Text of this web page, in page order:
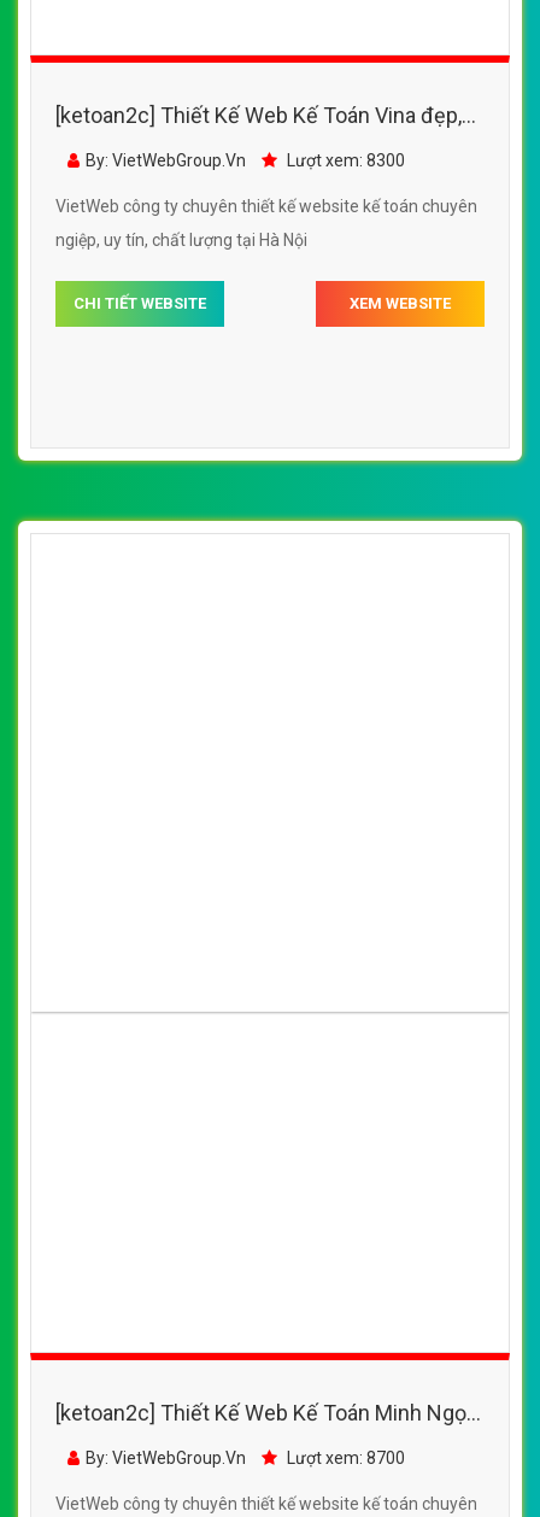
[ketoan2c] Thiết Kế Web Kế Toán Vina đẹp,
chuyên nghiệp chuẩn SEO
By: VietWebGroup.Vn Lượt xem: 8300
VietWeb công ty chuyên thiết kế website kế toán chuyên
ngiệp, uy tín, chất lượng tại Hà Nội
CHI TIẾT WEBSITE XEM WEBSITE
[ketoan2c] Thiết Kế Web Kế Toán Minh Ngọc
đẹp, chuyên nghiệp chuẩn SEO
By: VietWebGroup.Vn Lượt xem: 8700
VietWeb công ty chuyên thiết kế website kế toán chuyên